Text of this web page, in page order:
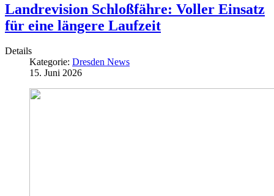
Landrevision Schloßfähre: Voller Einsatz
für eine längere Laufzeit
Details
Kategorie: Dresden News
15. Juni 2026